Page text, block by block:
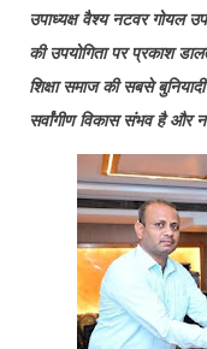
उपाध्यक्ष वैश्य नटवर गोयल
की उपयोगिता पर प्रकाश
शिक्षा समाज की सबसे
सर्वांगीण विकास संभव है और न